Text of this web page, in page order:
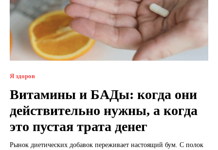
Я здоров
Витамины и БАДы: когда они
действительно нужны, а когда
это пустая трата денег
Рынок диетических добавок переживает настоящий бум. С полок